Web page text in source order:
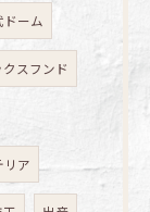
ドーム
スフンド
リア